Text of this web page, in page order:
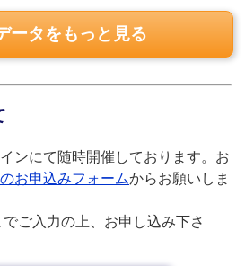
ータをもっと見る
ンにて随時開催しております。お
お申込みフォームからお願いしま
ご入力の上、お申し込み下さ